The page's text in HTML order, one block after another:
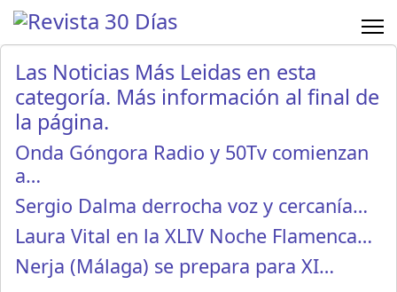
Las Noticias Más Leidas en esta
categoría. Más información al final de
la página.
Onda Góngora Radio y 50Tv comienzan
a…
Sergio Dalma derrocha voz y cercanía…
Laura Vital en la XLIV Noche Flamenca…
Nerja (Málaga) se prepara para XI…